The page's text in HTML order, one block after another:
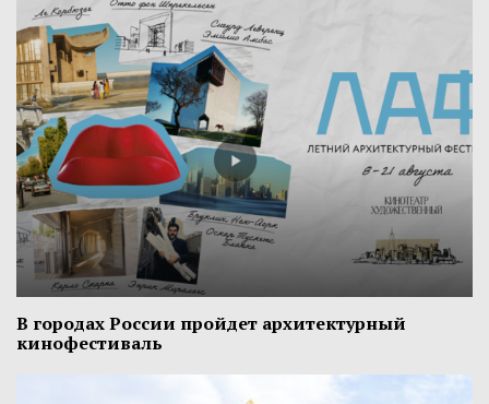
В городах России пройдет архитектурный
кинофестиваль